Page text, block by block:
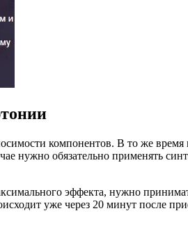
компонентов. В то же время
нужно обязательно применять
эффекта, нужно
уже через 20 минут после